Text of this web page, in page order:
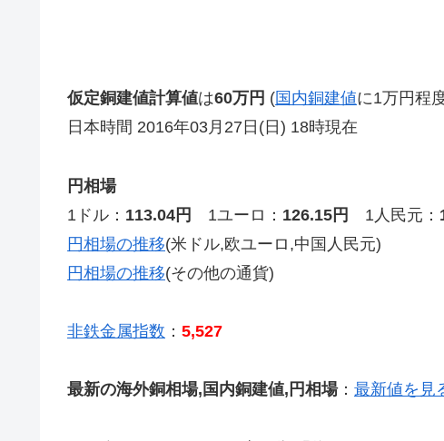
仮定銅建値計算値は60万円 (国内銅建値に1万円程
日本時間 2016年03月27日(日) 18時現在
円相場
1ドル： 113.04円 1ユーロ： 126.15円 1人民元：
円相場の推移(米ドル,欧ユーロ,中国人民元)
円相場の推移(その他の通貨)
非鉄金属指数 ： 5,527
最新の海外銅相場,国内銅建値,円相場： 最新値を見